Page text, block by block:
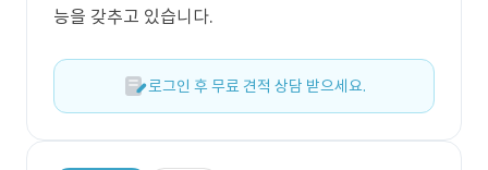
능을 갖추고 있습니다.
로그인 후 무료 견적 상담 받으세요.